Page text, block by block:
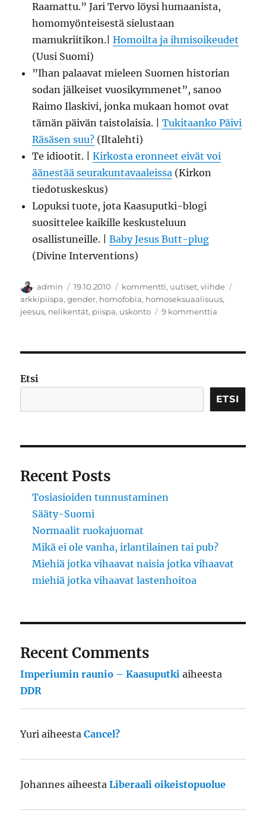
Raamattu.” Jari Tervo löysi humaanista,
homomyönteisestä sielustaan
mamukriitikon.|Homoilta ja ihmisoikeudet
(Uusi Suomi)
”Ihan palaavat mieleen Suomen historian
sodan jälkeiset vuosikymmenet”, sanoo
Raimo Ilaskivi, jonka mukaan homot ovat
tämän päivän taistolaisia. |Tukitaanko Päivi
Räsäsen suu? (Iltalehti)
Te idiootit. |Kirkosta eronneet eivät voi
äänestää seurakuntavaaleissa (Kirkon
tiedotuskeskus)
Lopuksi tuote, jota Kaasuputki-blogi
suosittelee kaikille keskusteluun
osallistuneille. |Baby Jesus Butt-plug
(Divine Interventions)
Kirjoittaja
admin Julkaistu
19.10.2010 Kategoriat
kommentti, uutiset,viihde
arkkipiispa,gender, homofobia, homoseksuaalisuus,
jeesus, nelikentät, piispa, uskonto 9 kommenttia
Etsi
ETSI
Recent Posts
Tosiasioiden tunnustaminen
Sääty-Suomi
Normaalit ruokajuomat
Mikä ei ole vanha, irlantilainen tai pub?
Miehiä jotka vihaavat naisia jotka vihaavat
miehiä jotka vihaavat lastenhoitoa
Recent Comments
Imperiumin raunio – Kaasuputki aiheesta
DDR
Yuri aiheestaCancel?
Johannes aiheestaLiberaali oikeistopuolue